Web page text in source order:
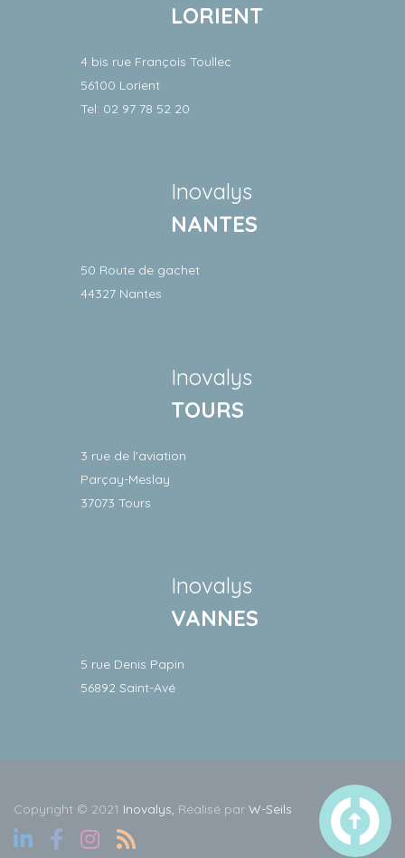
LORIENT
4 bis rue François Toullec
56100 Lorient
Tel: 02 97 78 52 20
Inovalys
NANTES
50 Route de gachet
44327 Nantes
Inovalys
TOURS
3 rue de l'aviation
Parçay-Meslay
37073 Tours
Inovalys
VANNES
5 rue Denis Papin
56892 Saint-Avé
Copyright © 2021 Inovalys, Réalisé par W-Seils